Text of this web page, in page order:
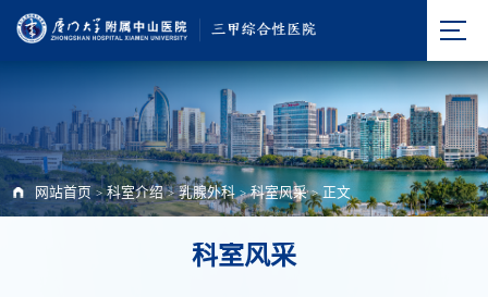
网站首页 > 科室介绍 > 乳腺外科 > 科室风采 > 正文
科室风采